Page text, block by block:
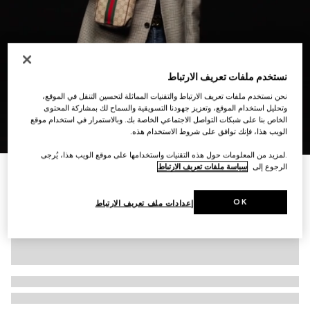
/
8
حقيبة صغيرة الحجم بنقش GG مع شريط Web
€ 1.140
نستخدم ملفات تعريف الارتباط
نحن نستخدم ملفات تعريف الارتباط والتقنيات المماثلة لتحسين التنقل في الموقع،
وتحليل استخدام الموقع، وتعزيز جهودنا التسويقية والسماح لك بمشاركة المحتوى
الخاص بنا على شبكات التواصل الاجتماعي الخاصة بك. وبالاستمرار في استخدام موقع
الويب هذا، فإنك توافق على شروط الاستخدام هذه.
.لمزيد من المعلومات حول هذه التقنيات واستخدامها على موقع الويب هذا، يُرجى
الرجوع إلى سياسة ملفات تعريف الارتباط
إعدادات ملف تعريف الارتباط OK